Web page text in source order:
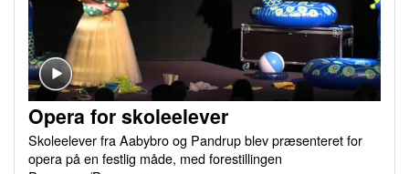
Opera for skoleelever
Skoleelever fra Aabybro og Pandrup blev præsenteret for
opera på en festlig måde, med forestillingen